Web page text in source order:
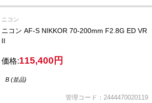
ニコン
ニコン AF-S NIKKOR 70-200mm F2.8G ED VR
II
価格:115,400円
B (並品)
管理コード：2444470020119